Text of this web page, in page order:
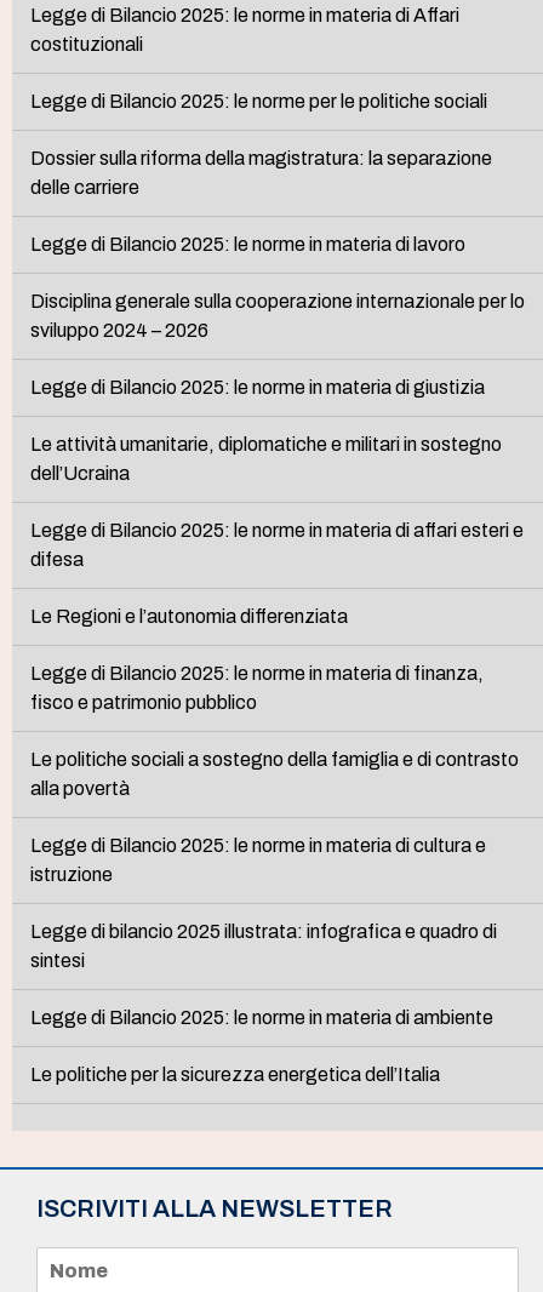
Legge di Bilancio 2025: le norme in materia di Affari
costituzionali
Legge di Bilancio 2025: le norme per le politiche sociali
Dossier sulla riforma della magistratura: la separazione
delle carriere
Legge di Bilancio 2025: le norme in materia di lavoro
Disciplina generale sulla cooperazione internazionale per lo
sviluppo 2024 – 2026
Legge di Bilancio 2025: le norme in materia di giustizia
Le attività umanitarie, diplomatiche e militari in sostegno
dell’Ucraina
Legge di Bilancio 2025: le norme in materia di affari esteri e
difesa
Le Regioni e l’autonomia differenziata
Legge di Bilancio 2025: le norme in materia di finanza,
fisco e patrimonio pubblico
Le politiche sociali a sostegno della famiglia e di contrasto
alla povertà
Legge di Bilancio 2025: le norme in materia di cultura e
istruzione
Legge di bilancio 2025 illustrata: infografica e quadro di
sintesi
Legge di Bilancio 2025: le norme in materia di ambiente
Le politiche per la sicurezza energetica dell’Italia
ISCRIVITI ALLA NEWSLETTER